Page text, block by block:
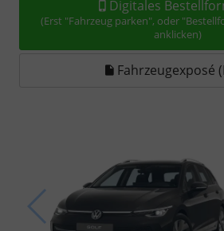
Digitales
(Erst "Fahrzeug parken", oder
anklicken)
Fahrzeugexposé